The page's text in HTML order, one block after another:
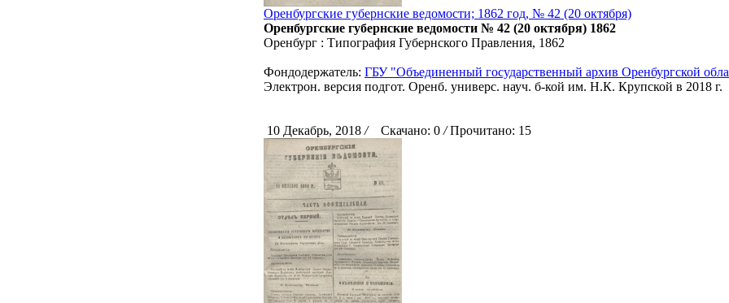
Оренбургские губернские ведомости; 1862 год, № 42 (20 октября)
Оренбургские губернские ведомости № 42 (20 октября) 1862
Оренбург : Типография Губернского Правления, 1862
Фондодержатель: ГБУ "Объединенный государственный архив Оренбургской
Электрон. версия подгот. Оренб. универс. науч. б-кой им. Н.К. Крупской в 2018 г.
10 Декабрь, 2018 /Скачано: 0 /Прочитано: 15